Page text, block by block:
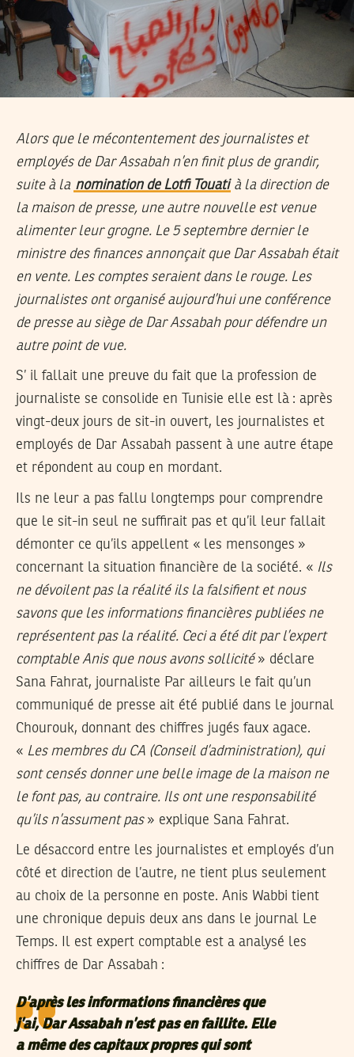
Alors que le mécontentement des journalistes et
employés de Dar Assabah n’en finit plus de grandir,
suite à la nomination de Lotfi Touatià la direction de
la maison de presse, une autre nouvelle est venue
alimenter leur grogne. Le 5 septembre dernier le
ministre des finances annonçait que Dar Assabah était
en vente. Les comptes seraient dans le rouge. Les
journalistes ont organisé aujourd’hui une conférence
de presse au siège de Dar Assabah pour défendre un
autre point de vue.
S’ il fallait une preuve du fait que la profession de
journaliste se consolide en Tunisie elle est là : après
vingt-deux jours de sit-in ouvert, les journalistes et
employés de Dar Assabah passent à une autre étape
et répondent au coup en mordant.
Ils ne leur a pas fallu longtemps pour comprendre
que le sit-in seul ne suffirait pas et qu’il leur fallait
démonter ce qu’ils appellent « les mensonges »
concernant la situation financière de la société. « Ils
ne dévoilent pas la réalité ils la falsifient et nous
savons que les informations financières publiées ne
représentent pas la réalité. Ceci a été dit par l’expert
comptable Anis que nous avons sollicité» déclare
Sana Fahrat, journaliste Par ailleurs le fait qu’un
communiqué de presse ait été publié dans le journal
Chourouk, donnant des chiffres jugés faux agace.
« Les membres du CA (Conseil d’administration), qui
sont censés donner une belle image de la maison ne
le font pas, au contraire. Ils ont une responsabilité
qu’ils n’assument pas» explique Sana Fahrat.
Le désaccord entre les journalistes et employés d’un
côté et direction de l’autre, ne tient plus seulement
au choix de la personne en poste. Anis Wabbi tient
une chronique depuis deux ans dans le journal Le
Temps. Il est expert comptable est a analysé les
chiffres de Dar Assabah :
D’après les informations financières que
j’ai, Dar Assabah n’est pas en faillite. Elle
a même des capitaux propres qui sont